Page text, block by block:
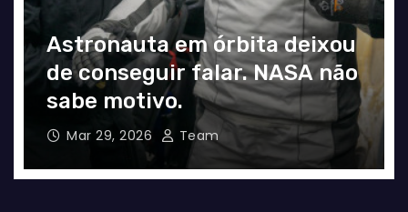
Astronauta em órbita deixou
de conseguir falar. NASA não
sabe motivo.
Mar 29, 2026 Team